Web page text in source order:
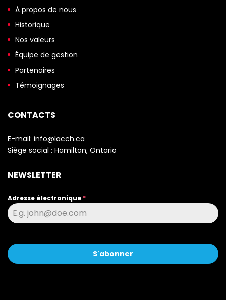
À propos de nous
Historique
Nos valeurs
Équipe de gestion
Partenaires
Témoignages
CONTACTS
E-mail: info@lacch.ca
Siège social : Hamilton, Ontario
NEWSLETTER
Adresse électronique *
S'abonner